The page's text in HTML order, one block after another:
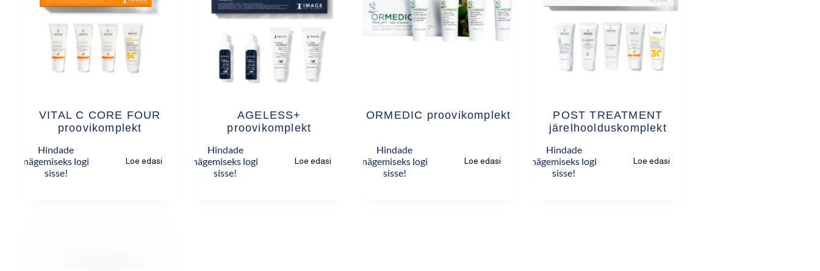
VITAL C CORE FOUR
proovikomplekt
Hindade
nägemiseks logi
sisse!
Loe edasi
AGELESS+
proovikomplekt
Hindade
nägemiseks logi
sisse!
Loe edasi
ORMEDIC proovikomplekt
Hindade
nägemiseks logi
sisse!
Loe edasi
POST TREATMENT
järelhoolduskomplekt
Hindade
nägemiseks logi
sisse!
Loe edasi